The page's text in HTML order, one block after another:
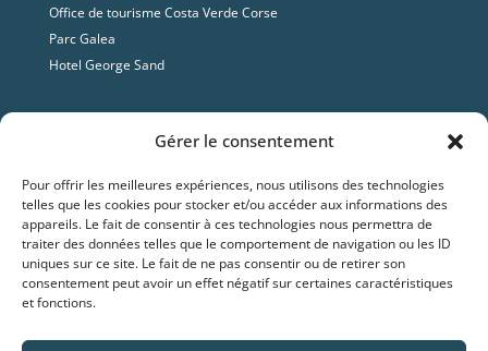
Gérer le consentement
Pour offrir les meilleures expériences, nous utilisons des technologies
telles que les cookies pour stocker et/ou accéder aux informations des
appareils. Le fait de consentir à ces technologies nous permettra de
traiter des données telles que le comportement de navigation ou les ID
uniques sur ce site. Le fait de ne pas consentir ou de retirer son
consentement peut avoir un effet négatif sur certaines caractéristiques
et fonctions.
Office de tourisme Costa Verde Corse
Parc Galea
Hotel George Sand

Adresse
Marea Resort,Santa Lucia di Moriani,20230 Corse

Tel
(33) 0495 597 849